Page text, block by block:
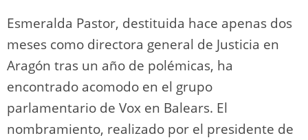
Esmeralda Pastor, destituida hace apenas dos
meses como directora general de Justicia en
Aragón tras un año de polémicas, ha
encontrado acomodo en el grupo
parlamentario de Vox en Balears. El
nombramiento, realizado por el presidente de